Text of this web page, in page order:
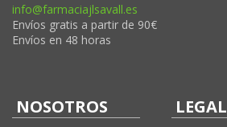
info@farmaciajlsavall.es
Envíos gratis a partir de 90€
Envíos en 48 horas
NOSOTROS LEGAL